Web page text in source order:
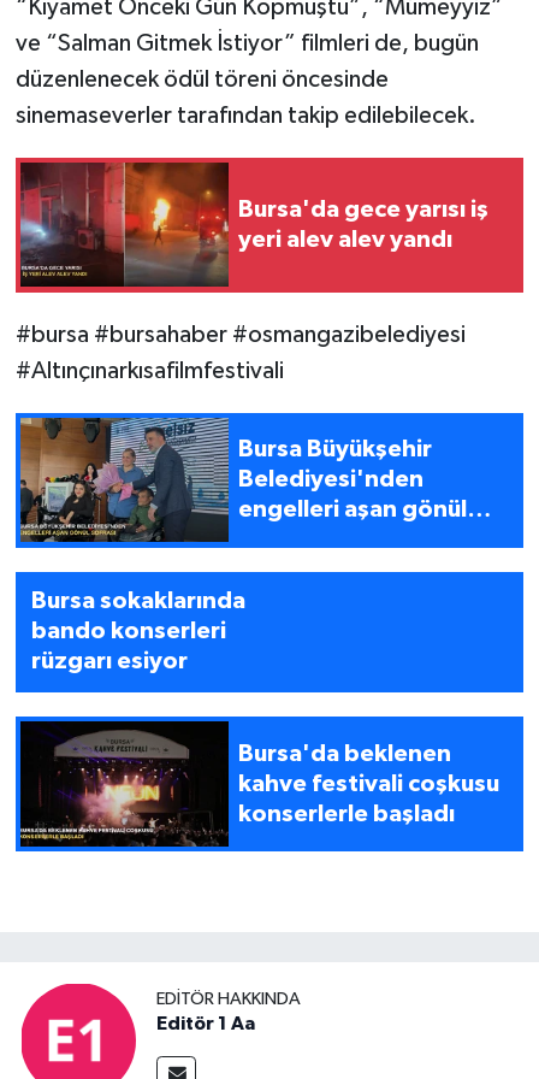
“Kıyamet Önceki Gün Kopmuştu”, “Mümeyyiz”
ve “Salman Gitmek İstiyor” filmleri de, bugün
düzenlenecek ödül töreni öncesinde
sinemaseverler tarafından takip edilebilecek.
Bursa'da gece yarısı iş
yeri alev alev yandı
#bursa #bursahaber #osmangazibelediyesi
#Altınçınarkısafilmfestivali
Bursa Büyükşehir
Belediyesi'nden
engelleri aşan gönül
Bursa sokaklarında
bando konserleri
rüzgarı esiyor
Bursa'da beklenen
kahve festivali coşkusu
konserlerle başladı
EDITÖR HAKKINDA
Editör 1 Aa